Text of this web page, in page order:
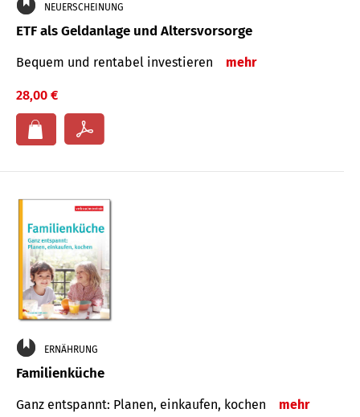
NEUERSCHEINUNG
ETF als Geldanlage und Altersvorsorge
Bequem und rentabel investieren mehr
28,00 €
ERNÄHRUNG
Familienküche
Ganz entspannt: Planen, einkaufen, kochen mehr